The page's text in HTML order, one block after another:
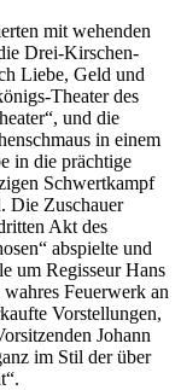
mit wehenden
Drei-Kirschen-
Liebe, Geld und
Theater des
und die
in einem
in die prächtige
Schwertkampf
Die Zuschauer
Akt des
abspielte und
um Regisseur Hans
Feuerwerk an
Vorstellungen,
Johann
im Stil der über